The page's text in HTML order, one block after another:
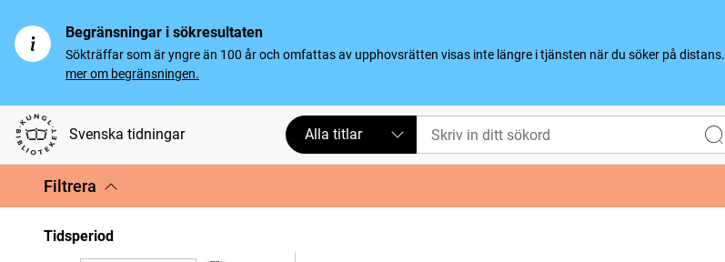
Begränsningar i sökresultaten
Sökträffar som är yngre än 100 år och omfattas av upphovsrätten visas inte längre i tjänsten när du söker på distans.
mer om begränsningen.
Svenska tidningar Alla titlar
Filtrera
Tidsperiod